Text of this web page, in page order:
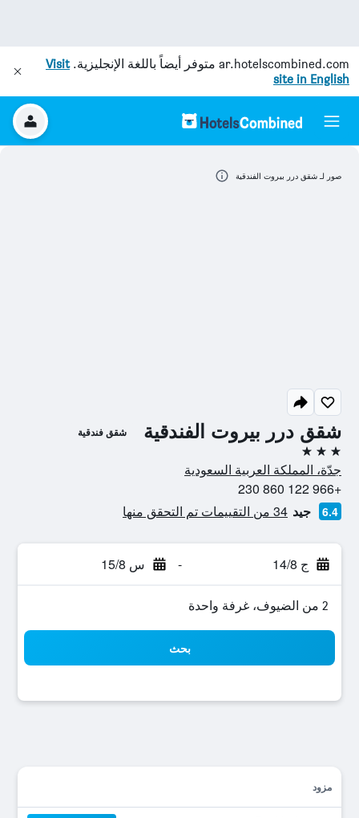
ar.hotelscombined.com متوفر أيضاً باللغة الإنجليزية.Visit
site in English
شقق درر بيروت الفندقية شقق فندقية
3 نجوم
جدّة، المملكة العربية السعودية
+966 122 860 230
6.4 جيد 34 من التقييمات تم التحقق منها
ج 14/8 - س 15/8
2 من الضيوف، غرفة واحدة
بحث
مزود
صور لـ شقق درر بيروت الفندقية